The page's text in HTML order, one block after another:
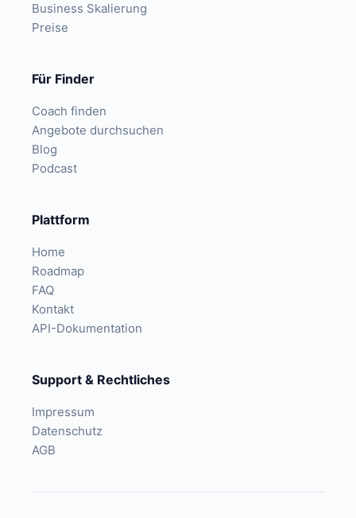
Business Skalierung
Preise
Für Finder
Coach finden
Angebote durchsuchen
Blog
Podcast
Plattform
Home
Roadmap
FAQ
Kontakt
API-Dokumentation
Support & Rechtliches
Impressum
Datenschutz
AGB